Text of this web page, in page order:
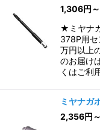
1,306円
★ミヤナ
378P用
万円以上
のお届け
くはご利
ミヤナガ
2,356円